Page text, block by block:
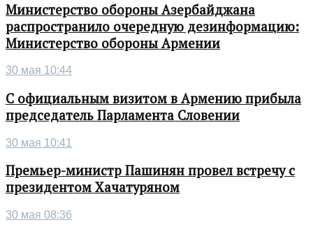
Министерство обороны Азербайджана
распространило очередную дезинформацию:
Министерство обороны Армении
30 мая 10:44
С официальным визитом в Армению прибыла
председатель Парламента Словении
30 мая 10:41
Премьер-министр Пашинян провел встречу с
президентом Хачатуряном
30 мая 08:36